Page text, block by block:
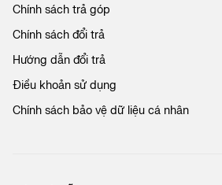
ú
g
t
i
Chính sách trả góp
Chính sách đổi trả
Hướng dẫn đổi trả
Điều khoản sử dụng
Chính sách bảo vệ dữ liệu cá nhân